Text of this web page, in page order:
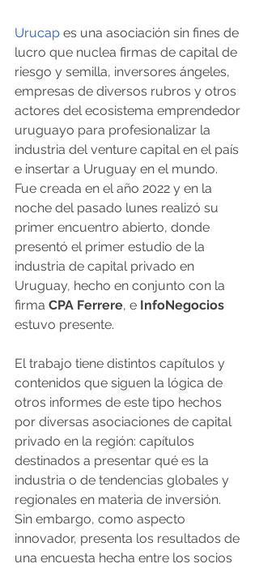
Urucap es una asociación sin fines de
lucro que nuclea firmas de capital de
riesgo y semilla, inversores ángeles,
empresas de diversos rubros y otros
actores del ecosistema emprendedor
uruguayo para profesionalizar la
industria del venture capital en el país
e insertar a Uruguay en el mundo.
Fue creada en el año 2022 y en la
noche del pasado lunes realizó su
primer encuentro abierto, donde
presentó el primer estudio de la
industria de capital privado en
Uruguay, hecho en conjunto con la
firma CPA Ferrere, e InfoNegocios
estuvo presente.
El trabajo tiene distintos capítulos y
contenidos que siguen la lógica de
otros informes de este tipo hechos
por diversas asociaciones de capital
privado en la región: capítulos
destinados a presentar qué es la
industria o de tendencias globales y
regionales en materia de inversión.
Sin embargo, como aspecto
innovador, presenta los resultados de
una encuesta hecha entre los socios